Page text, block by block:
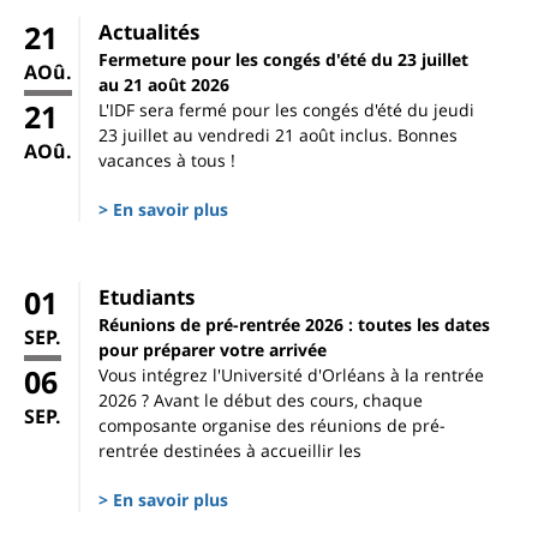
21
AOû.
21
AOû.
Actualités
Fermeture pour les congés d'été du 23 juillet
au 21 août 2026
L'IDF sera fermé pour les congés d'été du jeudi
23 juillet au vendredi 21 août inclus. Bonnes
vacances à tous !
> En savoir plus
01
SEP.
06
SEP.
Etudiants
Réunions de pré-rentrée 2026 : toutes les dates
pour préparer votre arrivée
Vous intégrez l'Université d'Orléans à la rentrée
2026 ? Avant le début des cours, chaque
composante organise des réunions de pré-
rentrée destinées à accueillir les
> En savoir plus